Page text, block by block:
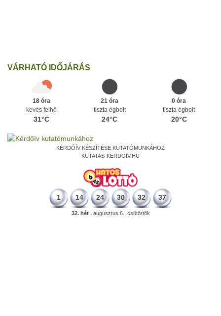
VÁRHATÓ IDŐJÁRÁS
18 óra
kevés felhő
31°C
21 óra
tiszta égbolt
24°C
0 óra
tiszta égbolt
20°C
KÉRDŐÍV KÉSZÍTÉSE KUTATÓMUNKÁHOZ
KUTATAS-KERDOIV.HU
1 14 24 30 32 37
32. hét ,augusztus 6., csütörtök